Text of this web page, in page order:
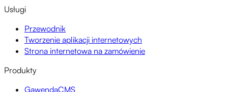
Usługi
Przewodnik
Tworzenie aplikacji internetowych
Strona internetowa na zamówienie
Produkty
GawendaCMS